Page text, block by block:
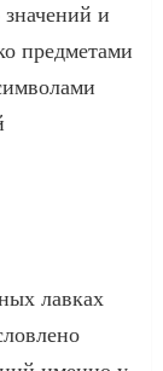
и
предметами
лавках